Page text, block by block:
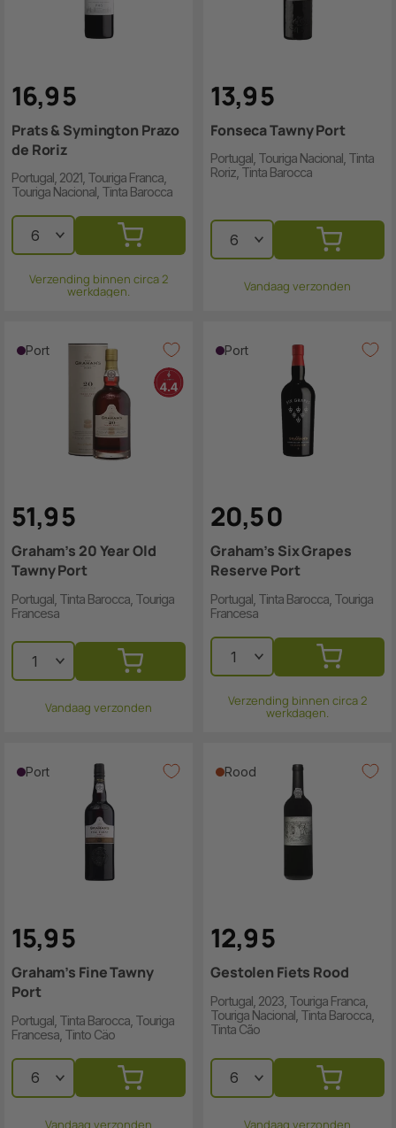
16,95
Prats & Symington Prazo
de Roriz
Portugal, 2021, Touriga Franca,
Touriga Nacional, Tinta Barocca
Verzending binnen circa 2
werkdagen.
13,95
Fonseca Tawny Port
Portugal, Touriga Nacional, Tinta
Roriz, Tinta Barocca
Vandaag verzonden
Port
51,95
Graham’s 20 Year Old
Tawny Port
Portugal, Tinta Barocca, Touriga
Francesa
Vandaag verzonden
Port
20,50
Graham’s Six Grapes
Reserve Port
Portugal, Tinta Barocca, Touriga
Francesa
Verzending binnen circa 2
werkdagen.
Port
15,95
Graham’s Fine Tawny
Port
Portugal, Tinta Barocca, Touriga
Francesa, Tinto Cäo
Vandaag verzonden
Rood
12,95
Gestolen Fiets Rood
Portugal, 2023, Touriga Franca,
Touriga Nacional, Tinta Barocca,
Tinta Cão
Vandaag verzonden